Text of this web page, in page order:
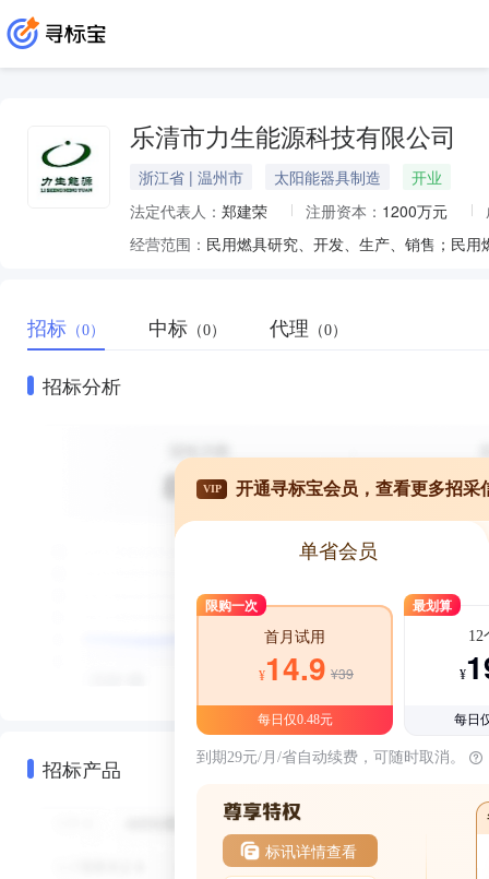
乐清市力生能源科技有限公司
浙江省 | 温州市 太阳能器具制造
开业
法定代表人： 郑建荣 注册资本： 1200万元
经营范围：
招标 （0） 中标 （0） 代理 （0）
招标分析
招标产品
VIP 开通寻标宝会员，查看更多招采
单省会员
限购一次
首月试用
¥14.9 ¥39
每日仅0.48元
最划算
12
¥
每日
到期29元/月/省自动续费，可随时取消。
标讯详情查看